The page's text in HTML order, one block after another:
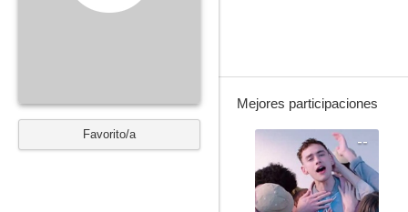
Favorito/a
Mejores participaciones
--